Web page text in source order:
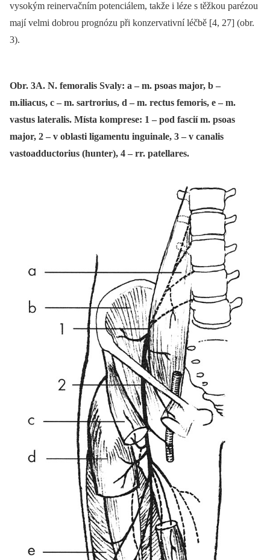
vysokým reinervačním potenciálem, takže i léze s těžkou parézou
mají velmi dobrou prognózu při konzervativní léčbě [4, 27] (obr.
3).
Obr. 3A. N. femoralis Svaly: a – m. psoas major, b –
m.iliacus, c – m. sartrorius, d – m. rectus femoris, e – m.
vastus lateralis. Místa komprese: 1 – pod fascií m. psoas
major, 2 – v oblasti ligamentu inguinale, 3 – v canalis
vastoadductorius (hunter), 4 – rr. patellares.